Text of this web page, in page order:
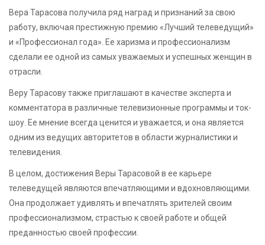
Вера Тарасова получила ряд наград и признаний за свою
работу, включая престижную премию «Лучший телеведущий»
и «Профессионал года». Ее харизма и профессионализм
сделали ее одной из самых уважаемых и успешных женщин в
отрасли.
Веру Тарасову также приглашают в качестве эксперта и
комментатора в различные телевизионные программы и ток-
шоу. Ее мнение всегда ценится и уважается, и она является
одним из ведущих авторитетов в области журналистики и
телевидения.
В целом, достижения Веры Тарасовой в ее карьере
телеведущей являются впечатляющими и вдохновляющими.
Она продолжает удивлять и впечатлять зрителей своим
профессионализмом, страстью к своей работе и общей
преданностью своей профессии.